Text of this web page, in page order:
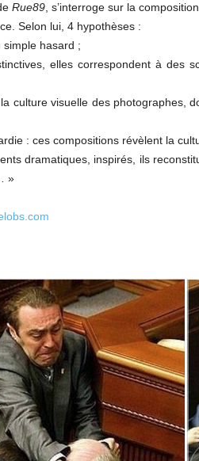
Rue89, s’interroge sur la
Selon lui, 4 hypothèses :
hasard ;
elles correspondent à des
culture visuelle des photographes,
: ces compositions révèlent la
dramatiques, inspirés, ils
»